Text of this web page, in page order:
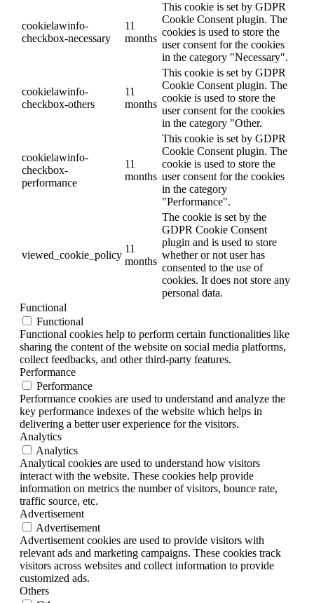
cookielawinfo-
checkbox-necessary
11
months
This cookie is set by GDPR
Cookie Consent plugin. The
cookies is used to store the
user consent for the cookies
in the category "Necessary".
cookielawinfo-
checkbox-others
11
months
This cookie is set by GDPR
Cookie Consent plugin. The
cookie is used to store the
user consent for the cookies
in the category "Other.
cookielawinfo-
checkbox-
performance
11
months
This cookie is set by GDPR
Cookie Consent plugin. The
cookie is used to store the
user consent for the cookies
in the category
"Performance".
viewed_cookie_policy
11
months
The cookie is set by the
GDPR Cookie Consent
plugin and is used to store
whether or not user has
consented to the use of
cookies. It does not store any
personal data.
Functional
Functional
Functional cookies help to perform certain functionalities like
sharing the content of the website on social media platforms,
collect feedbacks, and other third-party features.
Performance
Performance
Performance cookies are used to understand and analyze the
key performance indexes of the website which helps in
delivering a better user experience for the visitors.
Analytics
Analytics
Analytical cookies are used to understand how visitors
interact with the website. These cookies help provide
information on metrics the number of visitors, bounce rate,
traffic source, etc.
Advertisement
Advertisement
Advertisement cookies are used to provide visitors with
relevant ads and marketing campaigns. These cookies track
visitors across websites and collect information to provide
customized ads.
Others